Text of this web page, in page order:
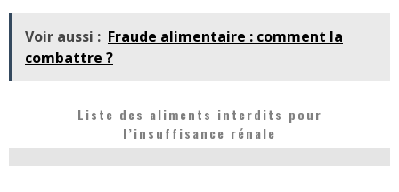
Voir aussi : Fraude alimentaire : comment la
combattre ?
Liste des aliments interdits pour
l’insuffisance rénale